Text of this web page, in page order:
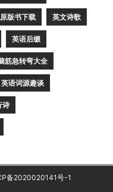
版书下载 英文诗歌
英语后缀
筋急转弯大全
英语词源趣谈
诗
备2020020141号-1